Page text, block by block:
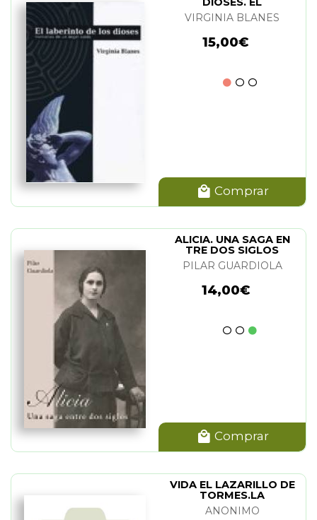
VIRGINIA BLANES
15,00€
Comprar
ALICIA. UNA SAGA EN
TRE DOS SIGLOS
PILAR GUARDIOLA
14,00€
Comprar
VIDA EL LAZARILLO DE
TORMES.LA
ANONIMO